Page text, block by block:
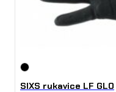
SIXS rukavice LF GLO